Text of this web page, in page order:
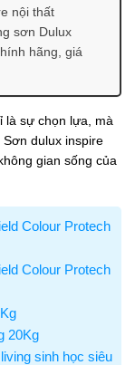
nội thất
sơn Dulux
hãng, giá
là sự chọn lựa, mà
dulux inspire
gian sống của
Colour Protech
Colour Protech
20Kg
sinh học siêu